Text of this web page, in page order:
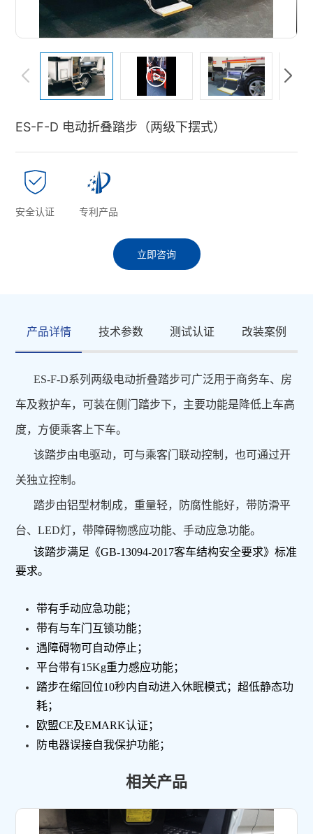
ES-F-D 电动折叠踏步（两级下摆式）
安全认证 专利产品
立即咨询
产品详情 技术参数 测试认证 改装案例
ES-F-D系列两级电动折叠踏步可广泛用于商务车、房
车及救护车，可装在侧门踏步下，主要功能是降低上车高
度，方便乘客上下车。
该踏步由电驱动， 可与乘客门联动控制，也可通过开
关独立控制。
踏步由铝型材制成，重量轻，防腐性能好，带防滑平
台、LED灯，带障碍物感应功能、手动应急功能。
该踏步满足《GB-13094-2017客车结构安全要求》标准
要求。
带有手动应急功能；
带有与车门互锁功能；
遇障碍物可自动停止；
平台带有15Kg重力感应功能；
踏步在缩回位10秒内自动进入休眠模式；超低静态功
耗；
欧盟CE及EMARK认证；
防电器误接自我保护功能；
相关产品